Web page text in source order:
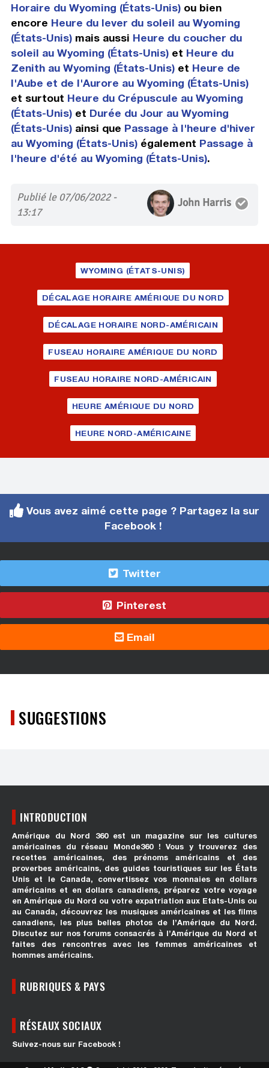
Horaire du Wyoming (États-Unis)ou bien
encore Heure du lever du soleil au Wyoming
(États-Unis)mais aussi Heure du coucher du
soleil au Wyoming (États-Unis)et Heure du
Zenith au Wyoming (États-Unis)et Heure de
l'Aube et de l'Aurore au Wyoming (États-Unis)
et surtout Heure du Crépuscule au Wyoming
(États-Unis)et Durée du Jour au Wyoming
(États-Unis)ainsi que Passage à l'heure d'hiver
au Wyoming (États-Unis)également Passage à
l'heure d'été au Wyoming (États-Unis).
Publié le 07/06/2022 -
13:17
John Harris
WYOMING (ÉTATS-UNIS)
DÉCALAGE HORAIRE AMÉRIQUE DU NORD
DÉCALAGE HORAIRE NORD-AMÉRICAIN
FUSEAU HORAIRE AMÉRIQUE DU NORD
FUSEAU HORAIRE NORD-AMÉRICAIN
HEURE AMÉRIQUE DU NORD
HEURE NORD-AMÉRICAINE
Vous avez aimé cette page ? Partagez la sur
Facebook !
Twitter
Pinterest
Email
SUGGESTIONS
INTRODUCTION
Amérique du Nord 360 est un magazine sur les cultures
américaines du réseau Monde360 ! Vous y trouverez des
recettes américaines, des prénoms américains et des
proverbes américains, des guides touristiques sur les États
Unis et le Canada, convertissez vos monnaies en dollars
américains et en dollars canadiens, préparez votre voyage
en Amérique du Nord ou votre expatriation aux Etats-Unis ou
au Canada, découvrez les musiques américaines et les films
canadiens, les plus belles photos de l’Amérique du Nord.
Discutez sur nos forums consacrés à l’Amérique du Nord et
faites des rencontres avec les femmes américaines et
hommes américains.
RUBRIQUES & PAYS
RÉSEAUX SOCIAUX
Suivez-nous sur Facebook !